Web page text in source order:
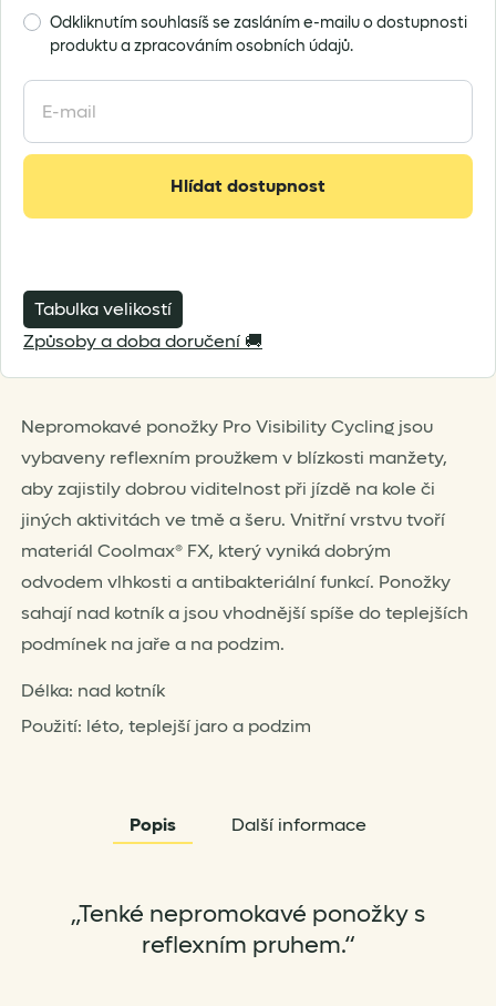
Nepromokavé ponožky Pro Visibility Cycling jsou
vybaveny reflexním proužkem v blízkosti manžety,
aby zajistily dobrou viditelnost při jízdě na kole či
jiných aktivitách ve tmě a šeru. Vnitřní vrstvu tvoří
materiál Coolmax® FX, který vyniká dobrým
odvodem vlhkosti a antibakteriální funkcí. Ponožky
sahají nad kotník a jsou vhodnější spíše do teplejších
podmínek na jaře a na podzim.
Odkliknutím souhlasíš se zasláním e-mailu o dostupnosti
produktu a zpracováním osobních údajů.
Enter
your
email
join
for
this
product
Hlídat dostupnost
Tabulka velikostí
Způsoby a doba doručení 🚚
Délka: nad kotník
Použití: léto, teplejší jaro a podzim
Popis Další informace
„Tenké nepromokavé ponožky s
reflexním pruhem.“